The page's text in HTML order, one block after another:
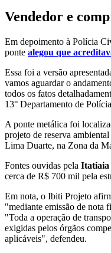
Vendedor e
Em depoimento à Polícia
ponte alegou que
Essa foi a versão
vamos aguardar o
todos os fatos
13° Departamento de
A ponte metálica foi
projeto de reserva
Lima Duarte, na Zona da
Fontes ouvidas pela Itatiaia
cerca de R$ 700 mil pela
Em nota, o Ibiti Projeto
"mediante emissão de nota
"Toda a operação de
exigidas pelos órgãos
aplicáveis", defendeu.